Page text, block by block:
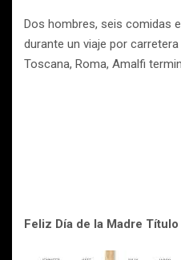
Dos hombres, seis comidas
durante un viaje por
Toscana, Roma, Amalfi
Feliz Día de la Madre Título